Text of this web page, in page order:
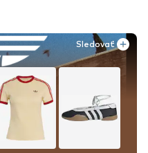
Sledovať